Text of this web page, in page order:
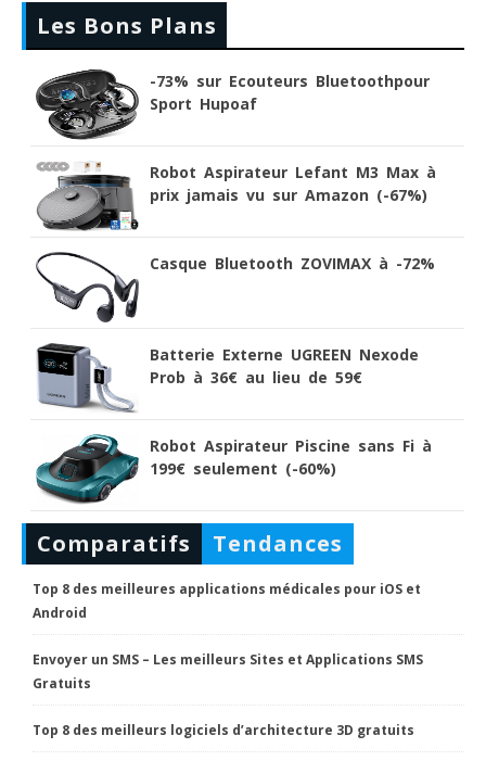
Les Bons Plans
-73% sur Ecouteurs Bluetoothpour
Sport Hupoaf
Robot Aspirateur Lefant M3 Max à
prix jamais vu sur Amazon (-67%)
Casque Bluetooth ZOVIMAX à -72%
Batterie Externe UGREEN Nexode
Prob à 36€ au lieu de 59€
Robot Aspirateur Piscine sans Fi à
199€ seulement (-60%)
Comparatifs Tendances
Top 8 des meilleures applications médicales pour iOS et
Android
Envoyer un SMS – Les meilleurs Sites et Applications SMS
Gratuits
Top 8 des meilleurs logiciels d’architecture 3D gratuits